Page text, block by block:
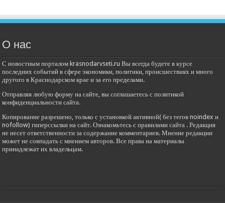
О нас
С новостным порталом krasnodarvseti.ru Вы всегда будете в курсе
последних событий в сфере экономики, политики, происшествиях и много
другого в Краснодарском крае и за его пределами.
Отправляя любую форму на сайте, вы соглашаетесь с политикой
конфиденциальности сайта.
Копирование разрешено, только с установкой активной( без тегов noindex и
nofollow) гиперссылки на сайт. Ознакомьтесь с правилами сайта . Редакция
не несет ответственности за содержание комментариев. Мнение редакции
может не совпадать с мнением авторов. Все права на материалы
принадлежат их владельцам.